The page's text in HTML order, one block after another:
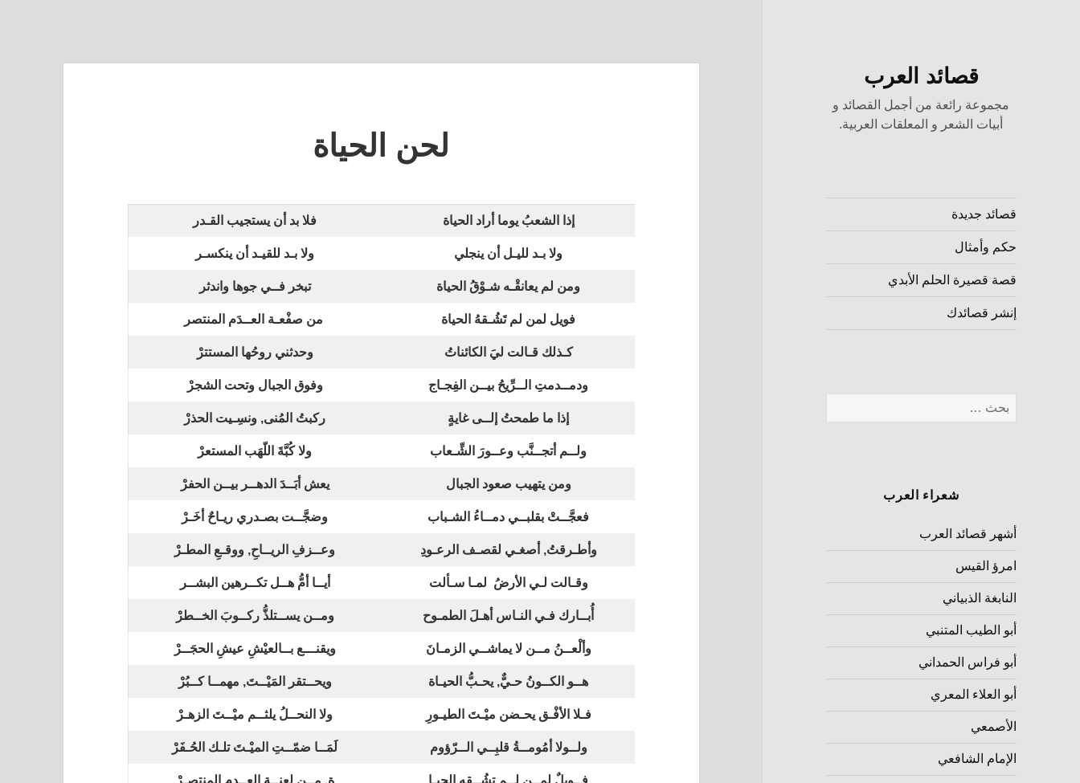
قصائد العرب
مجموعة رائعة من أجمل القصائد و
أبيات الشعر و المعلقات العربية.
قصائد جديدة
حكم وأمثال
قصة قصيرة الحلم الأبدي
إنشر قصائدك
شعراء العرب
أشهر قصائد العرب
امرؤ القيس
النابغة الذبياني
أبو الطيب المتنبي
أبو فراس الحمداني
أبو العلاء المعري
الأصمعي
الإمام الشافعي
لحن الحياة
إذا الشعبُ يوما أراد الحياة فلا بد أن يستجيب القـدر
ولا بـد لليـل أن ينجلي ولا بـد للقيـد أن ينكسـر
ومن لم يعانقْـه شـوْقُ الحياة تبخر فــي جوها واندثر
فويل لمن لم تَشُـقهُ الحياة من صفْعـة العــدَم المنتصر
كـذلك قـالت ليَ الكائناتُ وحدثني روحُها المستترْ
ودمــدمتِ الــرِّيحُ بيــن الفِجـاج وفوق الجبال وتحت الشجرْ
إذا ما طمحتُ إلــى غايةٍ ركبتُ المُنى, ونسِـيت الحذرْ
ولــم أتجــنَّب وعــورَ الشِّـعاب ولا كُبَّةَ اللّهَب المستعرْ
ومن يتهيب صعود الجبال يعش أبَــدَ الدهــر بيــن الحفرْ
فعجَّــتْ بقلبــي دمــاءُ الشـباب وضجَّــت بصـدري ريـاحٌ أخَـرْ
وأطـرقتُ, أصغـي لقصـف الرعـودِ وعــزفِ الريــاحِ, ووقـعِ المطـرْ
وقـالت لـي الأرضُ لمـا سـألت أيــا أمُّ هــل تكــرهين البشــر
أُبــارك فـي النـاس أهـلَ الطمـوح ومــن يســتلذُّ ركــوبَ الخــطرْ
وألْعــنُ مــن لا يماشــي الزمـانَ ويقنـــع بــالعيْشِ عيشِ الحجَــرْ
هــو الكــونُ حـيٌّ, يحـبُّ الحيـاة ويحــتقر المَيْــتَ, مهمــا كــبُرْ
فـلا الأفْـق يحـضن ميْـتَ الطيـورِ ولا النحــلُ يلثــم ميْــتَ الزهـرْ
ولــولا أمُومــةُ قلبِــي الــرّؤوم لَمَــا ضمّــتِ الميْـتَ تلـك الحُـفَرْ
فــويلٌ لمــن لــم تشُــقه الحيـا ة, مِــن لعنــة العــدم المنتصِـرْ